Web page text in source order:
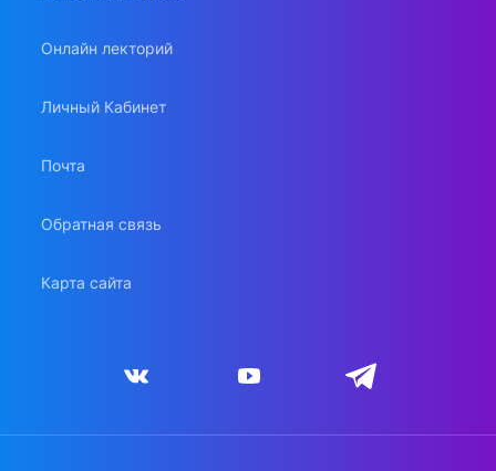
Онлайн лекторий
Личный Кабинет
Почта
Обратная связь
Карта сайта